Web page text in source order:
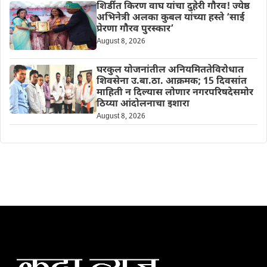
शिर्डीत किरण वाघ यांचा दुहेरी गौरव! ज्येष्ठ
अभिनेत्री अलका कुबल यांच्या हस्ते ‘साई
प्रेरणा गौरव पुरस्कार’
August 8, 2026
घरकुल योजनांतील अनियमिततेविरोधात
शिवसेना उ.बा.ठा. आक्रमक; 15 दिवसांत
माहिती न दिल्यास लोणार नगरपरिषदेसमोर
ठिय्या आंदोलनाचा इशारा
August 8, 2026